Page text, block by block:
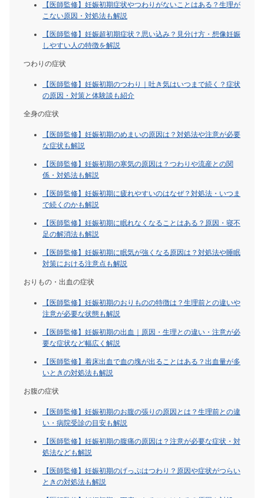
【医師監修】妊娠初期症状やつわりがないことはある？生理が
こない原因・対処法も解説
【医師監修】妊娠超初期症状？思い込み？見分け方・想像妊娠
しやすい人の特徴を解説
つわりの症状
【医師監修】妊娠初期のつわり｜吐き気はいつまで続く？症状
の原因・対策と体験談も紹介
全身の症状
【医師監修】妊娠初期のめまいの原因は？対処法や注意が必要
な症状も解説
【医師監修】妊娠初期の寒気の原因は？つわりや流産との関
係・対処法も解説
【医師監修】妊娠初期に疲れやすいのはなぜ？対処法・いつま
で続くのかも解説
【医師監修】妊娠初期に眠れなくなることはある？原因・寝不
足の解消法も解説
【医師監修】妊娠初期に眠気が強くなる原因は？対処法や睡眠
対策における注意点も解説
おりもの・出血の症状
【医師監修】妊娠初期のおりものの特徴は？生理前との違いや
注意が必要な状態も解説
【医師監修】妊娠初期の出血｜原因・生理との違い・注意が必
要な症状など幅広く解説
【医師監修】着床出血で血の塊が出ることはある？出血量が多
いときの対処法も解説
お腹の症状
【医師監修】妊娠初期のお腹の張りの原因とは？生理前との違
い・病院受診の目安も解説
【医師監修】妊娠初期の腹痛の原因は？注意が必要な症状・対
処法なども解説
【医師監修】妊娠初期のげっぷはつわり？原因や症状がつらい
ときの対処法も解説